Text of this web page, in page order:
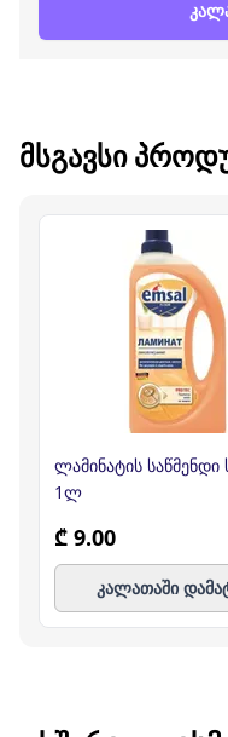
ᲛᲡᲒᲐᲕᲡᲘ
ლამინატის საწმენდი
1ლ
₾ 9.00
კალათაში